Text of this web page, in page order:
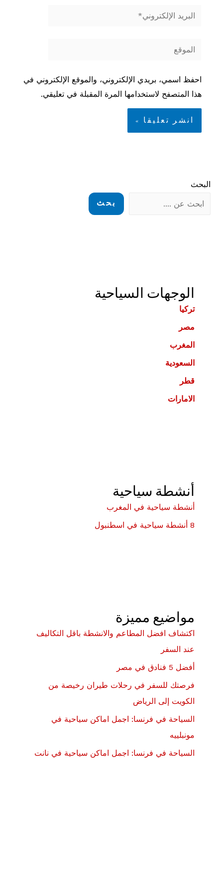
البريد
الموقع
احفظ اسمي، بريدي الإلكتروني، والموقع الإلكتروني في
هذا المتصفح لاستخدامها المرة المقبلة في تعليقي.
البحث
بحث
الوجهات السياحية
تركيا
مصر
المغرب
السعودية
قطر
الامارات
أنشطة سياحية
أنشطة سياحية في المغرب
8 أنشطة سياحية في اسطنبول
مواضيع مميزة
اكتشاف افضل المطاعم والانشطة باقل التكاليف
عند السفر
أفضل 5 فنادق في مصر
فرصتك للسفر في رحلات طيران رخيصة من
الكويت إلى الرياض
السياحة في فرنسا: اجمل اماكن سياحية في
مونبلييه
السياحة في فرنسا: اجمل اماكن سياحية في نانت